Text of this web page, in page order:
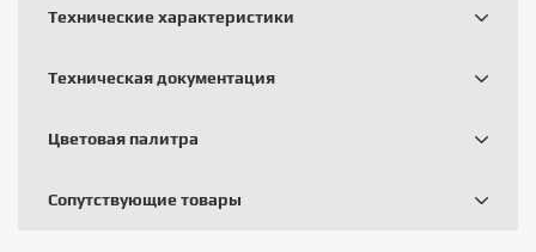
Технические характеристики
Техническая документация
Цветовая палитра
Сопутствующие товары